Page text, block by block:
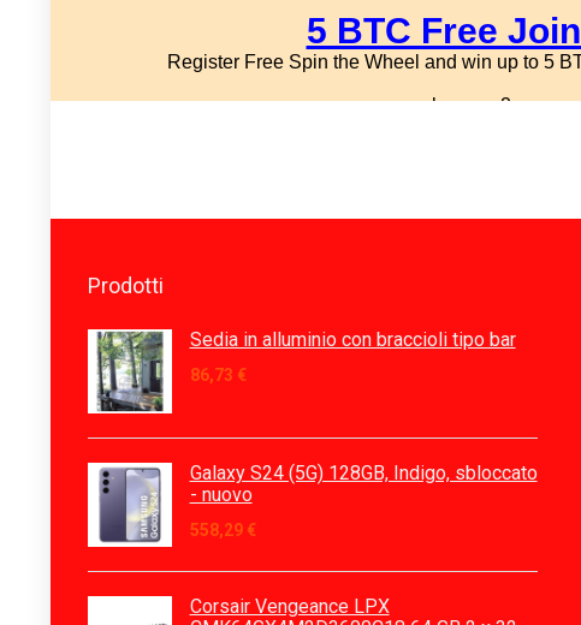
Prodotti
Sedia in alluminio con braccioli tipo bar
86,73 €
Galaxy S24 (5G) 128GB, Indigo, sbloccato
- nuovo
558,29 €
Corsair Vengeance LPX